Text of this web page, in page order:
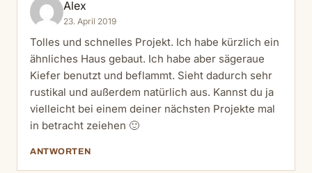
Alex
23. April 2019
Tolles und schnelles Projekt. Ich habe kürzlich ein
ähnliches Haus gebaut. Ich habe aber sägeraue
Kiefer benutzt und beflammt. Sieht dadurch sehr
rustikal und außerdem natürlich aus. Kannst du ja
vielleicht bei einem deiner nächsten Projekte mal
in betracht zeiehen 🙂
ANTWORTEN